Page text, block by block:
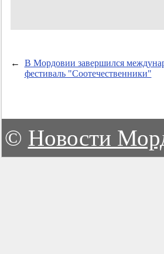
←
В Мордовии завершился
фестиваль "Соотечественники"
© Новости